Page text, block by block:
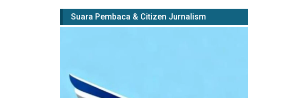
Suara Pembaca & Citizen Jurnalism